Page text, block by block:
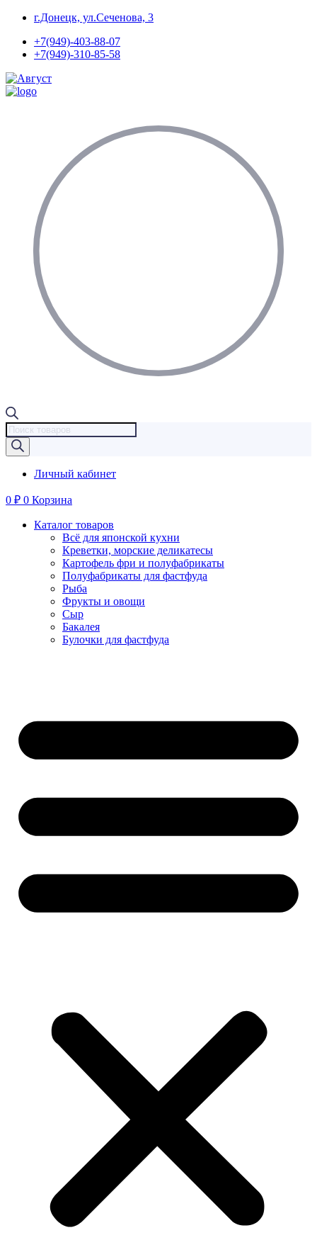
Перейти
содержимому
г.Донецк, ул.Сеченова, 3
+7(949)-403-88-07
+7(949)-310-85-58
Поиск
товаров
Личный кабинет
0 ₽ 0 Корзина
Каталог товаров
Всё для японской кухни
Креветки, морские деликатесы
Картофель фри и полуфабрикаты
Полуфабрикаты для фастфуда
Рыба
Фрукты и овощи
Сыр
Бакалея
Булочки для фастфуда